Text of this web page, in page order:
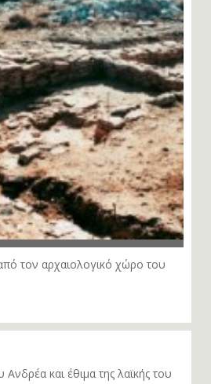
τον αρχαιολογικό χώρο του